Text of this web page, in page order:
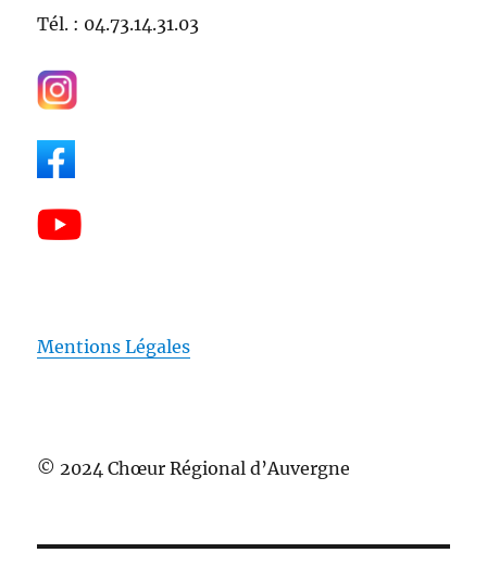
Tél. : 04.73.14.31.03
Mentions Légales
© 2024 Chœur Régional d’Auvergne